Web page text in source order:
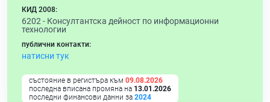
КИД 2008:
6202 - Консултантска дейност по информационни
технологии
публични контакти:
натисни тук
състояние в регистъра към 09.08.2026
последна вписана промяна на 13.01.2026
последни финансови данни за 2024